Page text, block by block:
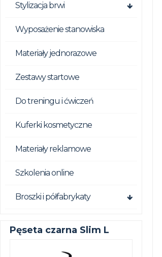
Stylizacja brwi
Wyposażenie stanowiska
Materiały jednorazowe
Zestawy startowe
Do treningu i ćwiczeń
Kuferki kosmetyczne
Materiały reklamowe
Szkolenia online
Broszki i półfabrykaty
Pęseta czarna Slim L